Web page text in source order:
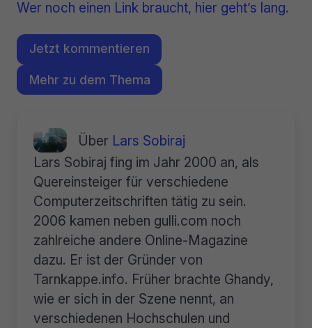
Wer noch einen Link braucht, hier geht’s lang.
Jetzt kommentieren
Mehr zu dem Thema
Über Lars Sobiraj
Lars Sobiraj fing im Jahr 2000 an, als
Quereinsteiger für verschiedene
Computerzeitschriften tätig zu sein.
2006 kamen neben gulli.com noch
zahlreiche andere Online-Magazine
dazu. Er ist der Gründer von
Tarnkappe.info. Früher brachte Ghandy,
wie er sich in der Szene nennt, an
verschiedenen Hochschulen und